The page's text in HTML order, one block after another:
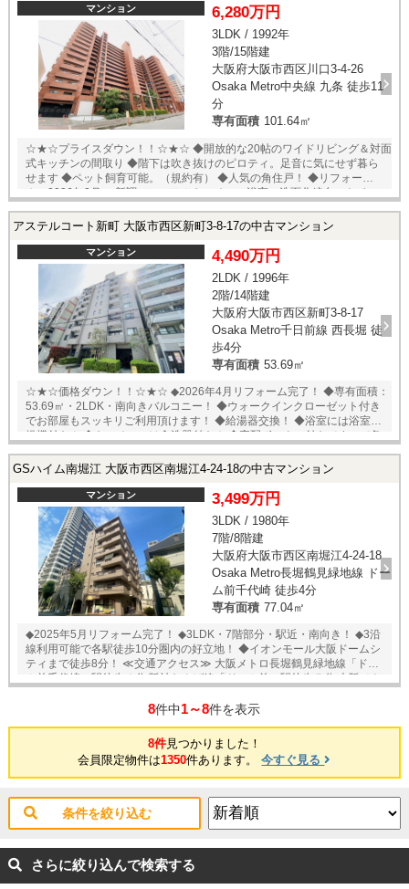
設置 ◆照明器具設置 ◆玄関人感センサー設置 ※当社ではネットで他社様
が広告している物件も同時に紹介・案内可能です。 併せて内覧を希望さ
れる際は、物件名を担当者までお申し付け下さい。 【ご内覧やご相談】
ご希望物件へのご案内・詳細な説明を、業務に精通したスタッフが丁寧
に対応致します。お店に来られなくてもご希望の場所でお待ち合わせ
や、ご自宅への送迎も可能です♪ ★即日内覧可能物件！お好きな日時でご
内覧可能！★ 当店までお電話いただくか、もしくは24時間対応可能「内
覧予約・お問い合わせ」フォームよりお問い合わせ下さい！業務に精通
したスタッフが丁寧に対応致します。ご来店が困難な場合は、ご希望場
マンション 6,280万円
3LDK / 1992年
3階/15階建
大阪府大阪市西区川口3-4-26
Osaka Metro中央線 九条 徒歩11
分
専有面積 101.64㎡
☆★☆プライスダウン！！☆★☆ ◆開放的な20帖のワイドリビング＆対面
式キッチンの間取り ◆階下は吹き抜けのピロティ。足音に気にせず暮ら
せます ◆ペット飼育可能。（規約有） ◆人気の角住戸！ ◆リフォーム済
み 2026年2月 ・新調：システムキッチン、浴室、洗面化粧台、トイ
ハウスクリーニング等 ◆アフターサービス保証付き ★即日内覧可能物
は24時間対応可能「内覧予約・お問い合わせ」フォームよりお問い合わ
せ下さい！業務に精通したスタッフが丁寧に対応致します。ご来店が困
難な場合は、ご希望場所でのお待ち合わせも可能です。
アステルコート新町 大阪市西区新町3-8-17の中古マンション
マンション 4,490万円
2LDK / 1996年
2階/14階建
大阪府大阪市西区新町3-8-17
Osaka Metro千日前線 西長堀 徒
歩4分
専有面積 53.69㎡
☆★☆価格ダウン！！☆★☆ ◆2026年4月リフォーム完了！ ◆専有面積：
53.69㎡・2LDK・南向きバルコニー！ ◆ウォークインクローゼット付き
でお部屋もスッキリご利用頂けます！ ◆給湯器交換！ ◆浴室には浴室乾
燥機付き！ ◆キッチンには食洗器付き！ ◆宅配ボックス付きですので急
す！ ≪リフォーム内容≫ ◆設備交換 ◆給湯器交換 ◆システムキッチン交
◆防水パン交換 ◆内装・建具 ◆全室クロス張替 ◆全フローリング張替 ◆
全建具交換 ◆フロアタイル張替（キッチン） ◆CF（クッションフロア）
張替 ◆電気・照明 ◆スイッチパネル設置 ◆ダウンライト設置 ◆照明器具
設置 ◆玄関人感センサー設置 ☆スーパー、コンビニ、郵便局や病院も近
隣にあり生活に便利な環境です♪ ※当社ではネットで他社様が広告してい
る物件も同時に紹介・案内可能です。 併せて内覧を希望される際は、物
件名を担当者までお申し付け下さい。 ★即日内覧可能物件！お好きな日
時でご内覧可能！★ 当店までお電話いただくか、もしくは24時間対応可
能「内覧予約・お問い合わせ」フォームよりお問い合わせ下さい！業務
希望場所でのお待ち合わせも可能です。
GSハイム南堀江 大阪市西区南堀江4-24-18の中古マンション
マンション 3,499万円
3LDK / 1980年
7階/8階建
大阪府大阪市西区南堀江4-24-18
Osaka Metro長堀鶴見緑地線 ドー
ム前千代崎 徒歩4分
専有面積 77.04㎡
◆2025年5月リフォーム完了！ ◆3LDK・7階部分・駅近・南向き！ ◆3沿
線利用可能で各駅徒歩10分圏内の好立地！ ◆イオンモール大阪ドームシ
ティまで徒歩8分！ ≪交通アクセス≫ 大阪メトロ長堀鶴見緑地線「ドー
ム前千代崎」駅徒歩４分 阪神なんば線「ドーム前」駅徒歩５分 大阪メト
壁/天井クロス新規貼替(全室) ・フローリング/ＣＦ新規貼替(全室) 建具交
ッチン交換・洗面化粧台交換・ユニットバス交換 便器/ウォシュレット交
換・洗濯パン/洗濯水栓交換・給湯器交換 配線全交換・配管接続部交換
(キッチン・洗面・浴室・トイレ) ★即日内覧可能物件！お好きな日時で
ご内覧可能！★ 当店までお電話いただくか、もしくは24時間対応可能
「内覧予約・お問い合わせ」フォームよりお問い合わせ下さい！業務に
精通したスタッフが丁寧に対応致します。ご来店が困難な場合は、ご希
望場所でのお待ち合わせも可能です。
8件中1～8件を表示
8件見つかりました！
会員限定物件は1350件あります。今すぐ見る
条件を絞り込む
さらに絞り込んで検索する